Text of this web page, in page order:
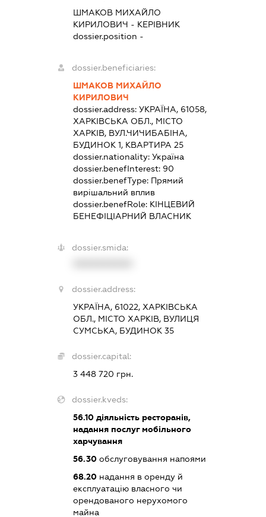
ШМАКОВ МИХАЙЛО
КИРИЛОВИЧ - КЕРІВНИК
dossier.position -
dossier.beneficiaries:
ШМАКОВ МИХАЙЛО
КИРИЛОВИЧ
dossier.address: УКРАЇНА, 61058,
ХАРКІВСЬКА ОБЛ., МІСТО
ХАРКІВ, ВУЛ.ЧИЧИБАБІНА,
БУДИНОК 1, КВАРТИРА 25
dossier.nationality: Україна
dossier.benefInterest: 90
dossier.benefType: Прямий
вирішальний вплив
dossier.benefRole: КІНЦЕВИЙ
БЕНЕФІЦІАРНИЙ ВЛАСНИК
dossier.smida:
dossier.address:
УКРАЇНА, 61022, ХАРКІВСЬКА
ОБЛ., МІСТО ХАРКІВ, ВУЛИЦЯ
СУМСЬКА, БУДИНОК 35
dossier.capital:
3 448 720 грн.
dossier.kveds:
56.10діяльність ресторанів,
надання послуг мобільного
харчування
56.30обслуговування напоями
68.20надання в оренду й
експлуатацію власного чи
орендованого нерухомого
майна